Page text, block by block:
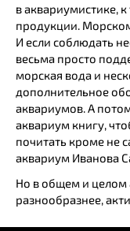
в аквариумистике,
продукции.
И если соблюдать
весьма просто
морская вода и
дополнительное
аквариумов. А
аквариум книгу,
почитать кроме не
аквариум Иванова
Но в общем и целом
разнообразнее,